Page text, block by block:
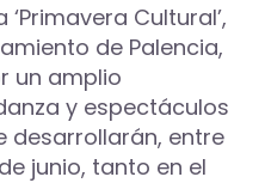
Cultural’,
de Palencia,
un amplio
y espectáculos
desarrollarán, entre
junio, tanto en el